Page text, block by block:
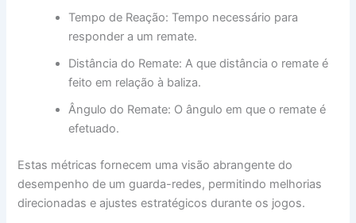
Tempo de Reação: Tempo necessário para
responder a um remate.
Distância do Remate: A que distância o remate é
feito em relação à baliza.
Ângulo do Remate: O ângulo em que o remate é
efetuado.
Estas métricas fornecem uma visão abrangente do
desempenho de um guarda-redes, permitindo melhorias
direcionadas e ajustes estratégicos durante os jogos.